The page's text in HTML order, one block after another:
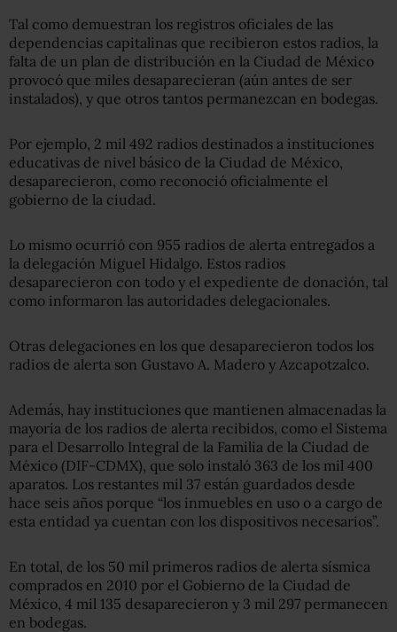
Tal como demuestran los registros oficiales de las
dependencias capitalinas que recibieron estos radios, la
falta de un plan de distribución en la Ciudad de México
provocó que miles desaparecieran (aún antes de ser
instalados), y que otros tantos permanezcan en bodegas.
Por ejemplo, 2 mil 492 radios destinados a instituciones
educativas de nivel básico de la Ciudad de México,
desaparecieron, como reconoció oficialmente el
gobierno de la ciudad.
Lo mismo ocurrió con 955 radios de alerta entregados a
la delegación Miguel Hidalgo. Estos radios
desaparecieron con todo y el expediente de donación, tal
como informaron las autoridades delegacionales.
Otras delegaciones en los que desaparecieron todos los
radios de alerta son Gustavo A. Madero y Azcapotzalco.
Además, hay instituciones que mantienen almacenadas la
mayoría de los radios de alerta recibidos, como el Sistema
para el Desarrollo Integral de la Familia de la Ciudad de
México (DIF-CDMX), que solo instaló 363 de los mil 400
aparatos. Los restantes mil 37 están guardados desde
hace seis años porque “los inmuebles en uso o a cargo de
esta entidad ya cuentan con los dispositivos necesarios”.
En total, de los 50 mil primeros radios de alerta sísmica
comprados en 2010 por el Gobierno de la Ciudad de
México, 4 mil 135 desaparecieron y 3 mil 297 permanecen
en bodegas.